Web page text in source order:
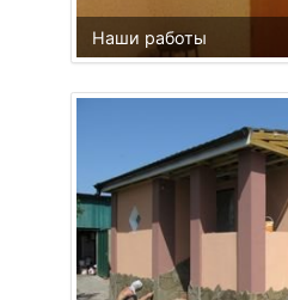
Наши работы